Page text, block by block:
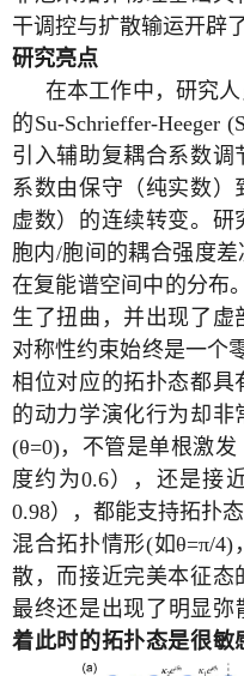
干调控与扩散输运开辟
研究亮点
在本工作中，研究
的Su-Schrieffer-Heeger
引入辅助复耦合系数
系数由保守（纯实数
虚数）的连续转变。研
胞内/胞间的耦合强度
在复能谱空间中的分布
生了扭曲，并出现了虚
对称性约束始终是一个
相位对应的拓扑态都具
的动力学演化行为却
(θ=0)，不管是单根激
度约为0.6），还是接
0.98），都能支持拓扑
混合拓扑情形(如θ=π/4)
散，而接近完美本征态
最终还是出现了明显弥
着此时的拓扑态是很敏